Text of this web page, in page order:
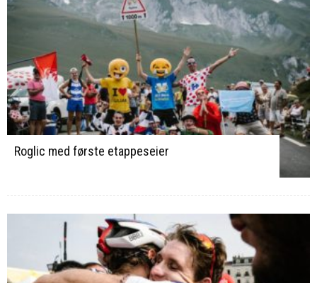
Roglic med første etappeseier